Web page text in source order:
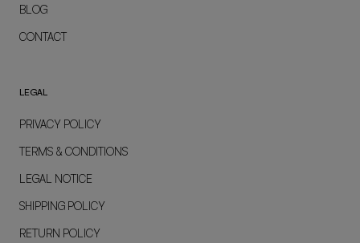
BLOG
CONTACT
LEGAL
PRIVACY POLICY
TERMS & CONDITIONS
LEGAL NOTICE
SHIPPING POLICY
RETURN POLICY